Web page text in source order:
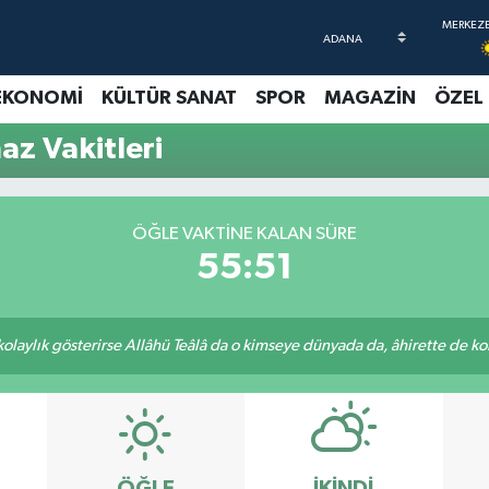
KÜLTÜR SANAT SPOR MAGAZİN ÖZEL
Vakitleri
ÖĞLE VAKTINE KALAN SÜRE
55:51
gösterirse Allâhü Teâlâ da o kimseye dünyada da, âhirette de